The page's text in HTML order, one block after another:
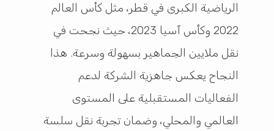
الرياضية الكبرى في قطر، مثل كأس العالم
2022 وكأس آسيا 2023، حيث نجحت في
نقل ملايين الجماهير بسهولة وسرعة. هذا
النجاح يعكس جاهزية الشركة لدعم
الفعاليات المستقبلية على المستوى
العالمي والمحلي، وضمان تجربة نقل سلسة